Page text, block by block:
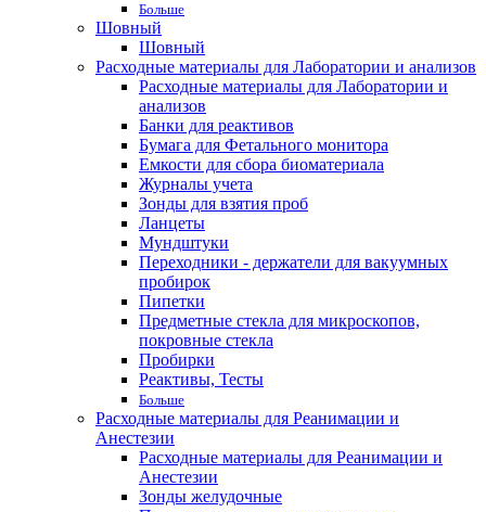
Больше
Шовный
Шовный
Расходные материалы для Лаборатории и анализов
Расходные материалы для Лаборатории и
анализов
Банки для реактивов
Бумага для Фетального монитора
Емкости для сбора биоматериала
Журналы учета
Зонды для взятия проб
Ланцеты
Мундштуки
Переходники - держатели для вакуумных
пробирок
Пипетки
Предметные стекла для микроскопов,
покровные стекла
Пробирки
Реактивы, Тесты
Больше
Расходные материалы для Реанимации и
Анестезии
Расходные материалы для Реанимации и
Анестезии
Зонды желудочные